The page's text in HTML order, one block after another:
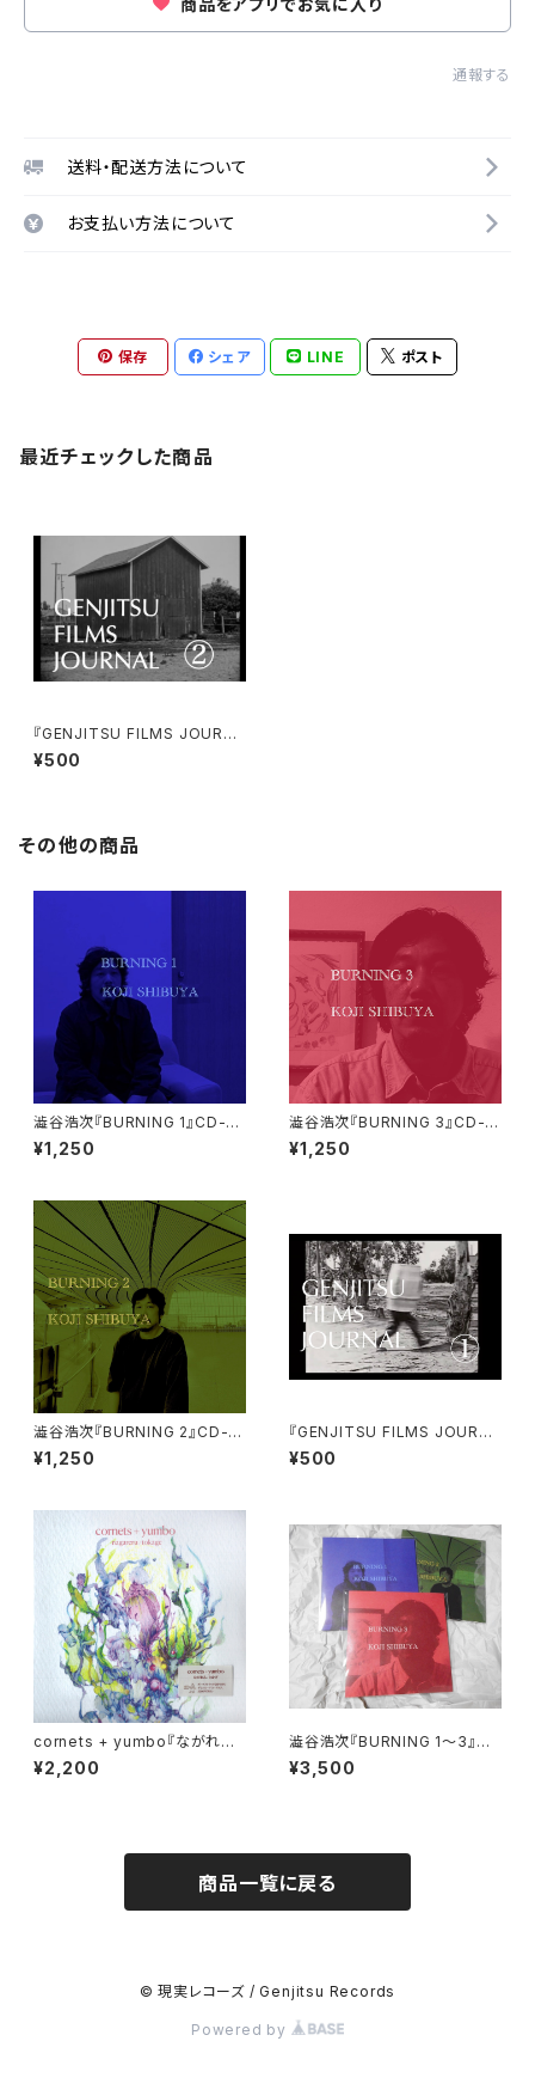
商品をアプリでお気に入り
通報する
送料・配送方法について
お支払い方法について
保存 シェア LINE ポスト
最近チェックした商品
『GENJITSU FILMS JOURNA
L②』ZINE+CD-R
¥500
その他の商品
澁谷浩次『BURNING 1』CD-R
(burning-01)
¥1,250
澁谷浩次『BURNING 3』CD-R
(burning-03)
¥1,250
澁谷浩次『BURNING 2』CD-R
(burning-02)
¥1,250
『GENJITSU FILMS JOURNA
L①』ZINE+CD-R
¥500
cornets + yumbo『ながれる /
とかげ』7"EP (maboroshi-0
7)
¥2,200
澁谷浩次『BURNING 1〜3』CD
-Rコンプリート【送料無料】
¥3,500
商品一覧に戻る
© 現実レコーズ / Genjitsu Records
Powered by